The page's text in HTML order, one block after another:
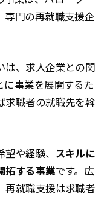
専門の再就職支援企
は、求人企業との関
に事業を展開するた
求職者の就職先を斡
や経験、 スキルに
拓する事業です。広
再就職支援は求職者